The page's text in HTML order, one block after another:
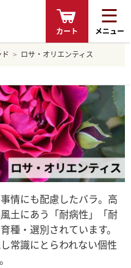
カート メニュー
ロサ・オリエンティス
情にも配慮したバラ。高
土にあう「耐病性」「耐
種・選別されています。
常識にとらわれない個性